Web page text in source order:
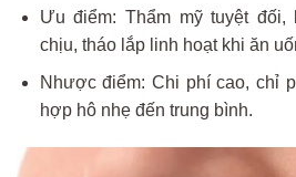
Ưu điểm: Thẩm mỹ tuyệt đối,
chịu, tháo lắp linh hoạt khi ăn
Nhược điểm: Chi phí cao, chỉ
hợp hô nhẹ đến trung bình.